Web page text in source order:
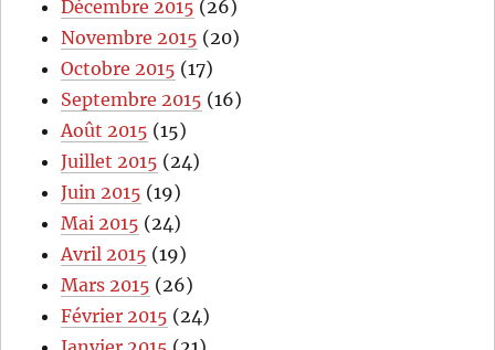
Décembre 2015 (26)
Novembre 2015 (20)
Octobre 2015 (17)
Septembre 2015 (16)
Août 2015 (15)
Juillet 2015 (24)
Juin 2015 (19)
Mai 2015 (24)
Avril 2015 (19)
Mars 2015 (26)
Février 2015 (24)